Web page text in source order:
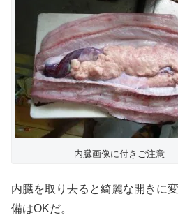
内臓画像に付きご注意
内臓を取り去ると綺麗な開きに
備はOKだ。